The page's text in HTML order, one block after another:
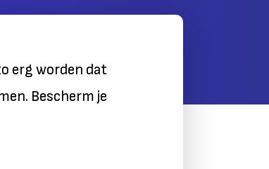
erg worden dat
Bescherm je